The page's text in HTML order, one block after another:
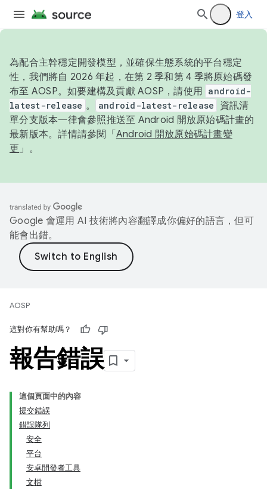
登入
為配合主幹穩定開發模型，並確保生態系統的平台穩定
性，我們將自 2026 年起，在第 2 季和第 4 季將原始碼發
布至 AOSP。如要建構及貢獻 AOSP，請使用 android-
latest-release 。 android-latest-release
資訊清
單分支版本一律會參照推送至 Android 開放原始碼計畫的
最新版本。詳情請參閱「 Android 開放原始碼計畫變
更 」。
Google 會運用 AI 技術將內容翻譯成你偏好的語言，但可
能會出錯。
AOSP
這對你有幫助嗎？
報告錯誤
這個頁面中的內容
提交錯誤
錯誤隊列
安全
平台
安卓開發者工具
文檔